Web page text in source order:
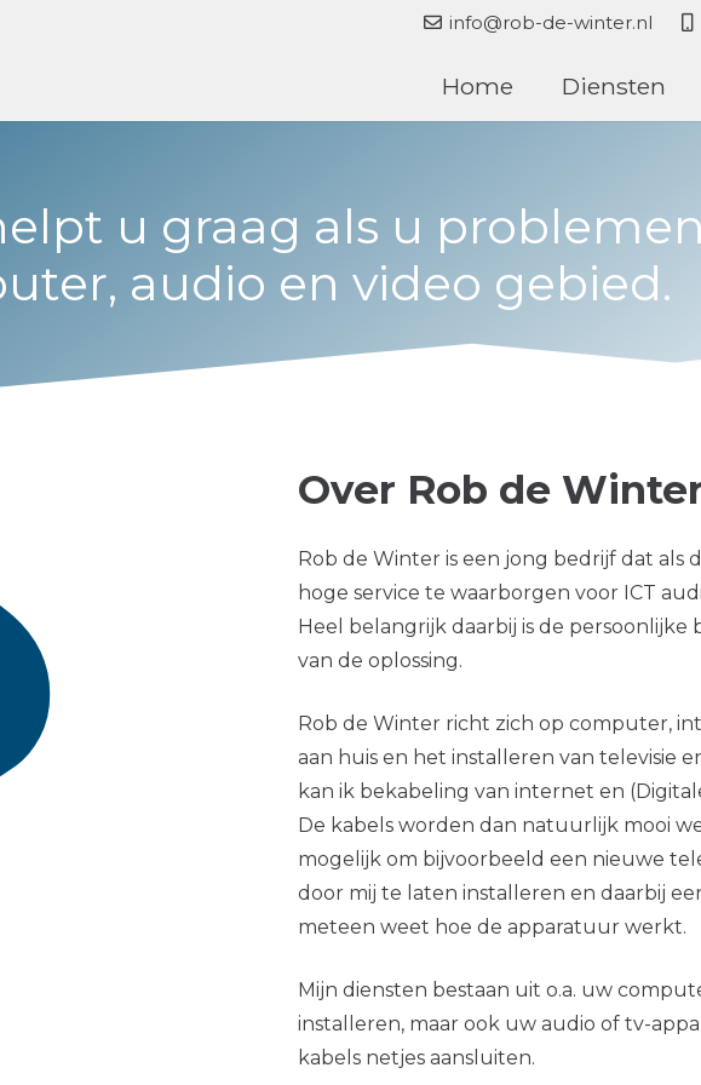
info@rob-de-winter.nl
Home Diensten
u graag als u
audio en video gebied.
Over Rob de
Rob de Winter is een jong bedrijf dat als
hoge service te waarborgen voor ICT
Heel belangrijk daarbij is de
van de oplossing.
Rob de Winter richt zich op computer,
aan huis en het installeren van televisie
kan ik bekabeling van internet en
De kabels worden dan natuurlijk mooi
mogelijk om bijvoorbeeld een nieuwe
door mij te laten installeren en daarbij
meteen weet hoe de apparatuur werkt.
Mijn diensten bestaan uit o.a. uw
installeren, maar ook uw audio of tv-
kabels netjes aansluiten.